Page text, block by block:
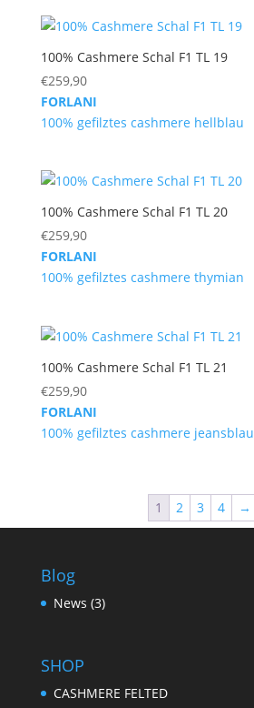
100% Cashmere Schal F1 TL 19
€259,90
FORLANI
100% gefilztes cashmere hellblau
100% Cashmere Schal F1 TL 20
€259,90
FORLANI
100% gefilztes cashmere thymian
100% Cashmere Schal F1 TL 21
€259,90
FORLANI
100% gefilztes cashmere jeansblau
1 2 3 4 →
Blog
News (3)
SHOP
CASHMERE FELTED